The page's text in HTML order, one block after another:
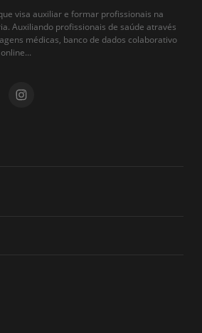
visa auxiliar e formar profissionais na
Auxiliando profissionais de saúde através
médicas, banco de dados colaborativo